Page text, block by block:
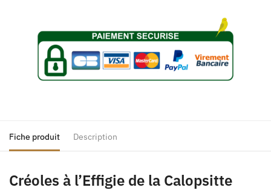
Fiche produit Description
Créoles à l’Effigie de la Calopsitte